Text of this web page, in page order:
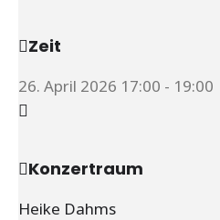
Zeit
26. April 2026 17:00 - 19:00
Konzertraum
Heike Dahms